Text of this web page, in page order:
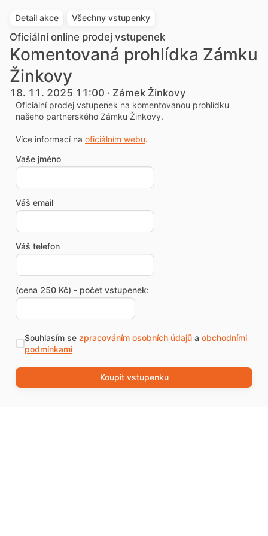
Detail akce Všechny vstupenky
Oficiální online prodej vstupenek
Komentovaná prohlídka Zámku
Žinkovy
18. 11. 2025 11:00 · Zámek Žinkovy
Oficiální prodej vstupenek na komentovanou prohlídku
našeho partnerského Zámku Žinkovy.
Více informací na oficiálním webu.
Vaše jméno
Váš email
Váš telefon
(cena 250 Kč) - počet vstupenek:
Souhlasím se zpracováním osobních údajůa obchodními
podmínkami
Koupit vstupenku